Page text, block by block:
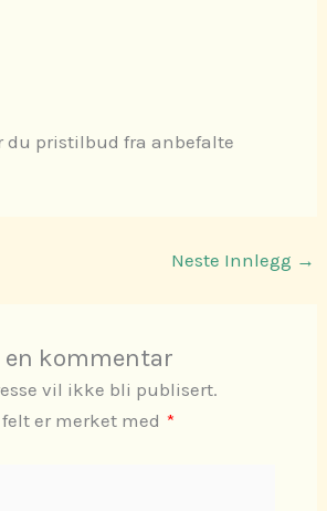
du pristilbud fra anbefalte
Neste Innlegg →
en kommentar
vil ikke bli publisert.
er merket med *